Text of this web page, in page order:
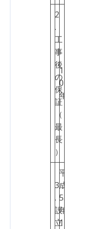
2
.
工
事
後
の
保
証
（
最
長
）
1
0
年
3
.
設
立
平
成
5
年
1
3
点